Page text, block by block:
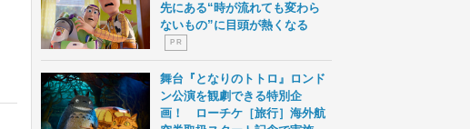
先にある“時が流れても変わら
ないもの”に目頭が熱くなる
P R
舞台『となりのトトロ』ロンド
ン公演を観劇できる特別企
画！ ローチケ［旅行］海外航